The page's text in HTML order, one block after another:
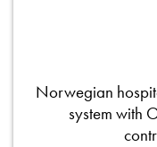
Norwegian
system with